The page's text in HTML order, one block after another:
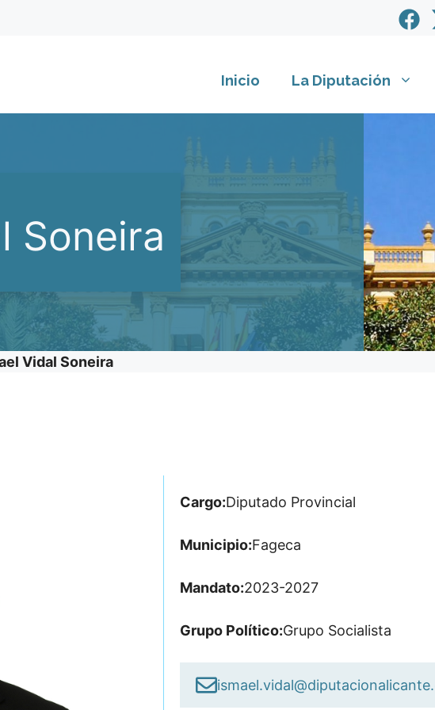
Inicio
La Diputación
Soneira
Vidal Soneira
Cargo:Diputado Provincial
Municipio:Fageca
Mandato:2023-2027
Grupo Político:Grupo Socialista